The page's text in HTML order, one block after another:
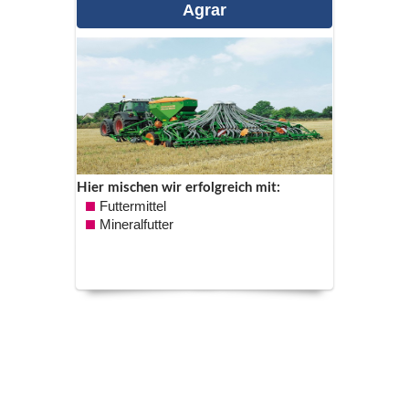
agrar
Hier mischen wir erfolgreich mit:
Futtermittel
Mineralfutter